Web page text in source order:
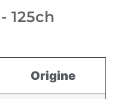
125ch
Origine